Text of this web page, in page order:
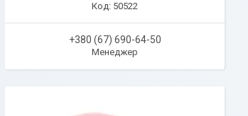
50522
+380 (67) 690-64-50
Менеджер